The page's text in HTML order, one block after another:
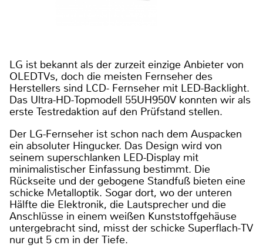
LG ist bekannt als der zurzeit einzige Anbieter von
OLEDTVs, doch die meisten Fernseher des
Herstellers sind LCD- Fernseher mit LED-Backlight.
Das Ultra-HD-Topmodell 55UH950V konnten wir als
erste Testredaktion auf den Prüfstand stellen.
Der LG-Fernseher ist schon nach dem Auspacken
ein absoluter Hingucker. Das Design wird von
seinem superschlanken LED-Display mit
minimalistischer Einfassung bestimmt. Die
Rückseite und der gebogene Standfuß bieten eine
schicke Metalloptik. Sogar dort, wo der unteren
Hälfte die Elektronik, die Lautsprecher und die
Anschlüsse in einem weißen Kunststoffgehäuse
untergebracht sind, misst der schicke Superflach-TV
nur gut 5 cm in der Tiefe.